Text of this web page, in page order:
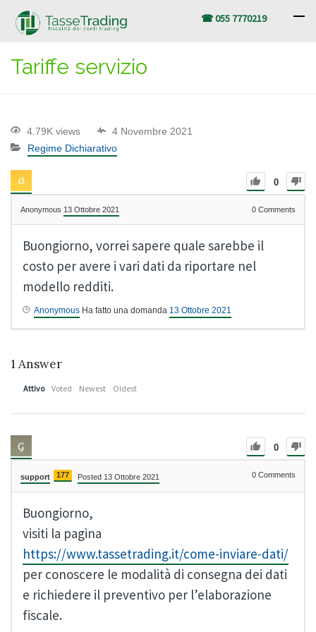
☎ 055 7770219
Tariffe servizio
4.79K views
4 Novembre 2021
Regime Dichiarativo
0
Anonymous 13 Ottobre 2021 0 Comments
Buongiorno, vorrei sapere quale sarebbe il
costo per avere i vari dati da riportare nel
modello redditi.
Anonymous Ha fatto una domanda 13 Ottobre 2021
1 Answer
Attivo Voted Newest Oldest
0
support 177 Posted 13 Ottobre 2021 0 Comments
Buongiorno,
visiti la pagina
https://www.tassetrading.it/come-inviare-dati/
per conoscere le modalità di consegna dei dati
e richiedere il preventivo per l’elaborazione
fiscale.